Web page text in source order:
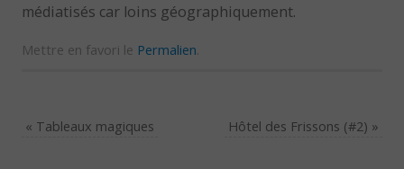
médiatisés car loins géographiquement.
Mettre en favori le Permalien.
« Tableaux magiques Hôtel des Frissons (#2) »